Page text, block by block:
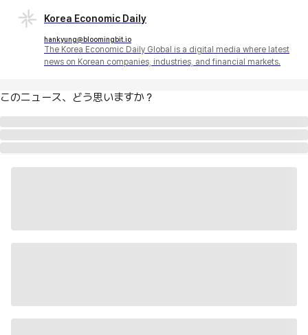
Korea Economic Daily
hankyung@bloomingbit.io
The Korea Economic Daily Global is a digital media where latest
news on Korean companies, industries, and financial markets.
このニュース、どう思いますか？